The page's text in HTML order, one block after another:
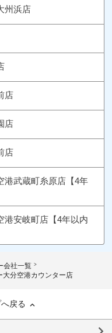
州浜店
店
店
店
港武蔵町糸原店【4年
港安岐町店【4年以内
会社一覧
大分空港カウンター店
戻る